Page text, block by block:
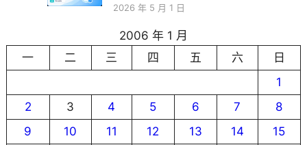
2026 年 5 月 1 日
2006 年 1 月
一
二 三 四 五 六
日
1
2
3 4 5 6 7
8
9
10 11 12 13 14
15